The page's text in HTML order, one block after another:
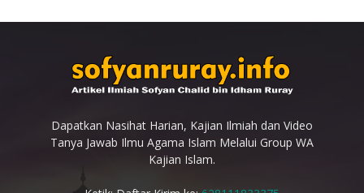
Dapatkan Nasihat Harian, Kajian Ilmiah dan Video
Tanya Jawab Ilmu Agama Islam Melalui Group WA
Kajian Islam.